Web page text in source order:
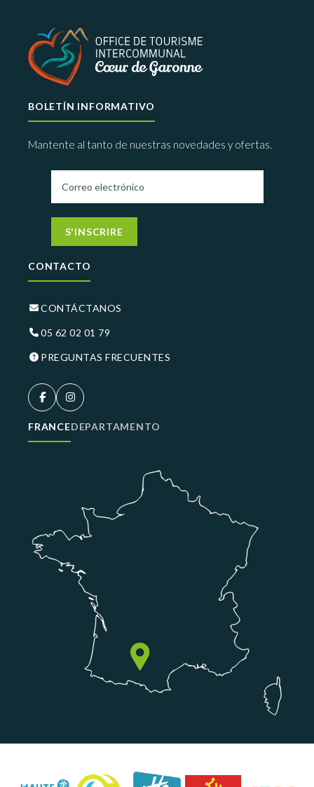
BOLETÍN INFORMATIVO
Mantente al tanto de nuestras novedades y ofertas.
S'INSCRIRE
CONTACTO
CONTÁCTANOS
05 62 02 01 79
PREGUNTAS FRECUENTES
FRANCEDEPARTAMENTO